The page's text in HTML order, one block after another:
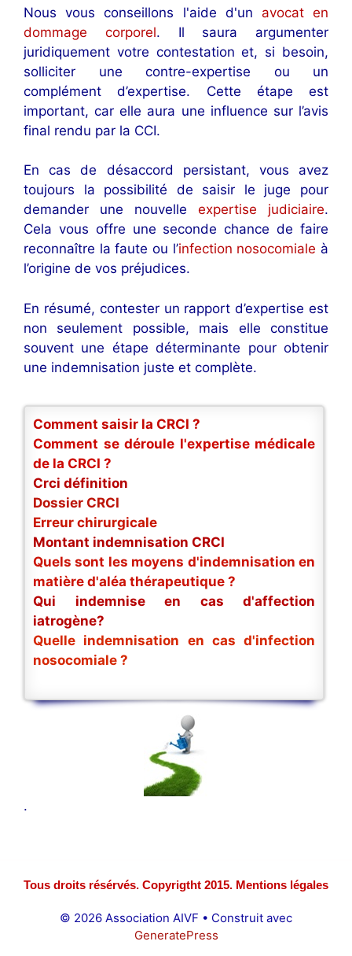
Nous vous conseillons l'aide d'un avocat en
dommage corporel. Il saura argumenter
juridiquement votre contestation et, si besoin,
solliciter une contre-expertise ou un
complément d’expertise. Cette étape est
important, car elle aura une influence sur l’avis
final rendu par la CCI.
En cas de désaccord persistant, vous avez
toujours la possibilité de saisir le juge pour
demander une nouvelle expertise judiciaire.
Cela vous offre une seconde chance de faire
reconnaître la faute ou l’infection nosocomiale à
l’origine de vos préjudices.
En résumé, contester un rapport d’expertise est
non seulement possible, mais elle constitue
souvent une étape déterminante pour obtenir
une indemnisation juste et complète.
Comment saisir la CRCI ?
Comment se déroule l'expertise médicale
de la CRCI ?
Crci définition
Dossier CRCI
Erreur chirurgicale
Montant indemnisation CRCI
Quels sont les moyens d'indemnisation en
matière d'aléa thérapeutique ?
Qui indemnise en cas d'affection
iatrogène?
Quelle indemnisation en cas d'infection
nosocomiale ?
.
Tous droits résérvés. Copyrigtht 2015. Mentions légales
© 2026 Association AIVF • Construit avec
GeneratePress